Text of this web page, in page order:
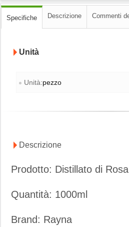
Specifiche Descrizione Commenti
Unità
Unità:pezzo
Descrizione
Prodotto: Distillato di
Quantità: 1000ml
Brand: Rayna